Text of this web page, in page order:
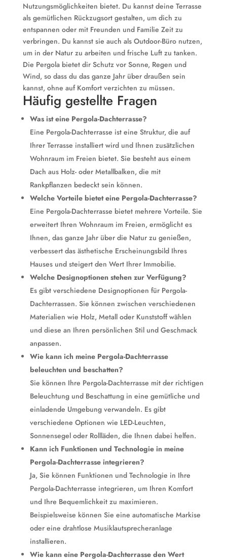
Nutzungsmöglichkeiten bietet. Du kannst deine Terrasse
als gemütlichen Rückzugsort gestalten, um dich zu
entspannen oder mit Freunden und Familie Zeit zu
verbringen. Du kannst sie auch als Outdoor-Büro nutzen,
um in der Natur zu arbeiten und frische Luft zu tanken.
Die Pergola bietet dir Schutz vor Sonne, Regen und
Wind, so dass du das ganze Jahr über draußen sein
kannst, ohne auf Komfort verzichten zu müssen.
Häufig gestellte Fragen
Was ist eine Pergola-Dachterrasse?
Eine Pergola-Dachterrasse ist eine Struktur, die auf
Ihrer Terrasse installiert wird und Ihnen zusätzlichen
Wohnraum im Freien bietet. Sie besteht aus einem
Dach aus Holz- oder Metallbalken, die mit
Rankpflanzen bedeckt sein können.
Welche Vorteile bietet eine Pergola-Dachterrasse?
Eine Pergola-Dachterrasse bietet mehrere Vorteile. Sie
erweitert Ihren Wohnraum im Freien, ermöglicht es
Ihnen, das ganze Jahr über die Natur zu genießen,
verbessert das ästhetische Erscheinungsbild Ihres
Hauses und steigert den Wert Ihrer Immobilie.
Welche Designoptionen stehen zur Verfügung?
Es gibt verschiedene Designoptionen für Pergola-
Dachterrassen. Sie können zwischen verschiedenen
Materialien wie Holz, Metall oder Kunststoff wählen
und diese an Ihren persönlichen Stil und Geschmack
anpassen.
Wie kann ich meine Pergola-Dachterrasse
beleuchten und beschatten?
Sie können Ihre Pergola-Dachterrasse mit der richtigen
Beleuchtung und Beschattung in eine gemütliche und
einladende Umgebung verwandeln. Es gibt
verschiedene Optionen wie LED-Leuchten,
Sonnensegel oder Rollläden, die Ihnen dabei helfen.
Kann ich Funktionen und Technologie in meine
Pergola-Dachterrasse integrieren?
Ja, Sie können Funktionen und Technologie in Ihre
Pergola-Dachterrasse integrieren, um Ihren Komfort
und Ihre Bequemlichkeit zu maximieren.
Beispielsweise können Sie eine automatische Markise
oder eine drahtlose Musiklautsprecheranlage
installieren.
Wie kann eine Pergola-Dachterrasse den Wert